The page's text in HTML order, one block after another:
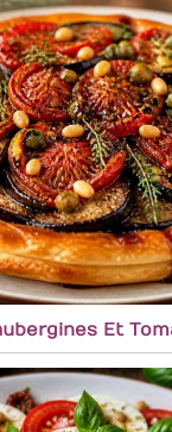
à
12,5 x
x
lave-
Et